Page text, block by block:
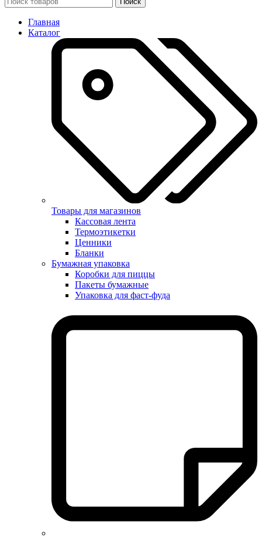
Главная
Каталог
Товары для магазинов
Кассовая лента
Термоэтикетки
Ценники
Бланки
Бумажная упаковка
Коробки для пиццы
Пакеты бумажные
Упаковка для фаст-фуда